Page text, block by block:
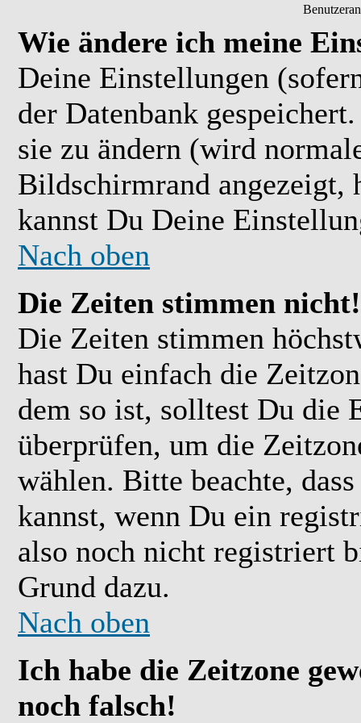
Wie ändere ich meine
Deine Einstellungen
der Datenbank
sie zu ändern (wird
Bildschirmrand angezeigt,
kannst Du Deine
Nach oben
Die Zeiten stimmen nicht!
Die Zeiten stimmen
hast Du einfach die
dem so ist, solltest Du die
überprüfen, um die
wählen. Bitte beachte,
kannst, wenn Du ein
also noch nicht registriert
Grund dazu.
Nach oben
Ich habe die Zeitzone
noch falsch!